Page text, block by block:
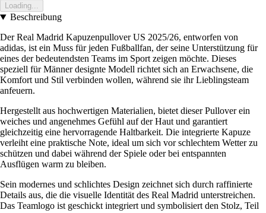
Loading...
Beschreibung
Der Real Madrid Kapuzenpullover US 2025/26, entworfen von
adidas, ist ein Muss für jeden Fußballfan, der seine Unterstützung für
eines der bedeutendsten Teams im Sport zeigen möchte. Dieses
speziell für Männer designte Modell richtet sich an Erwachsene, die
Komfort und Stil verbinden wollen, während sie ihr Lieblingsteam
anfeuern.
Hergestellt aus hochwertigen Materialien, bietet dieser Pullover ein
weiches und angenehmes Gefühl auf der Haut und garantiert
gleichzeitig eine hervorragende Haltbarkeit. Die integrierte Kapuze
verleiht eine praktische Note, ideal um sich vor schlechtem Wetter zu
schützen und dabei während der Spiele oder bei entspannten
Ausflügen warm zu bleiben.
Sein modernes und schlichtes Design zeichnet sich durch raffinierte
Details aus, die die visuelle Identität des Real Madrid unterstreichen.
Das Teamlogo ist geschickt integriert und symbolisiert den Stolz, Teil